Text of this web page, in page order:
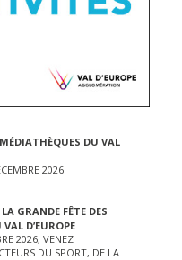
DU VAL
2026
GRANDE FÊTE DES
D’EUROPE
2026, VENEZ
DU SPORT, DE LA